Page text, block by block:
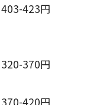
403-423円
320-370円
370-420円